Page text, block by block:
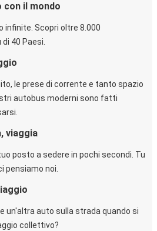
il mondo
infinite. Scopri oltre 8.000
40 Paesi.
le prese di corrente e tanto spazio
autobus moderni sono fatti
viaggia
posto a sedere in pochi secondi. Tu
pensiamo noi.
un'altra auto sulla strada quando si
collettivo?